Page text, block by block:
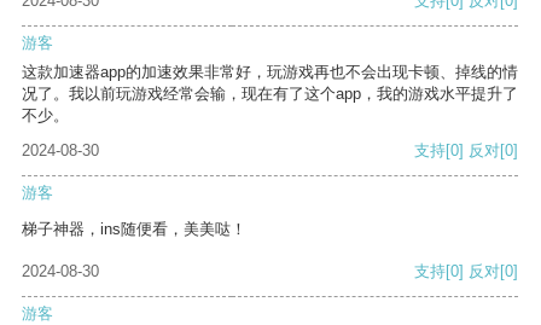
游客
这款加速器app的加速效果非常好，玩游戏再也不会出现卡顿、掉线的情
况了。我以前玩游戏经常会输，现在有了这个app，我的游戏水平提升了
不少。
2024-08-30
支持[0] 反对[0]
游客
梯子神器，ins随便看，美美哒！
2024-08-30 支持[0] 反对[0]
游客